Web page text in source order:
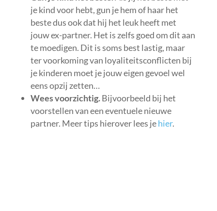
je kind voor hebt, gun je hem of haar het
beste dus ook dat hij het leuk heeft met
jouw ex-partner. Het is zelfs goed om dit aan
te moedigen. Dit is soms best lastig, maar
ter voorkoming van loyaliteitsconflicten bij
je kinderen moet je jouw eigen gevoel wel
eens opzij zetten…
Wees voorzichtig.Bijvoorbeeld bij het
voorstellen van een eventuele nieuwe
partner. Meer tips hierover lees jehier.